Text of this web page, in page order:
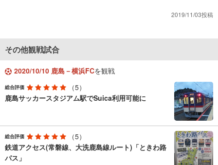
2019/11/03投稿
その他観戦試合
2020/10/10 鹿島－横浜FCを観戦
総合評価
（5）
鹿島サッカースタジアム駅でSuica利用可能に
総合評価
（5）
鉄道アクセス(常磐線、大洗鹿島線ルート)「ときわ路
パス」